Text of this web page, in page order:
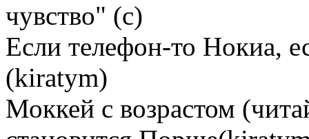
чувство" (с)
Если телефон-то Нокиа,
(kiratym)
Моккей с возрастом